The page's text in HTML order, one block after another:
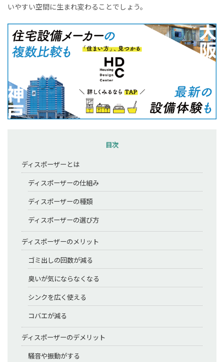
いやすい空間に生まれ変わることでしょう。
目次
ディスポーザーとは
ディスポーザーの仕組み
ディスポーザーの種類
ディスポーザーの選び方
ディスポーザーのメリット
ゴミ出しの回数が減る
臭いが気にならなくなる
シンクを広く使える
コバエが減る
ディスポーザーのデメリット
騒音や振動がする